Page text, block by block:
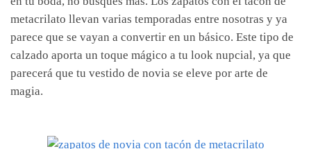
metacrilato llevan varias temporadas entre nosotras y ya
parece que se vayan a convertir en un básico. Este tipo de
calzado aporta un toque mágico a tu look nupcial, ya que
parecerá que tu vestido de novia se eleve por arte de
magia.